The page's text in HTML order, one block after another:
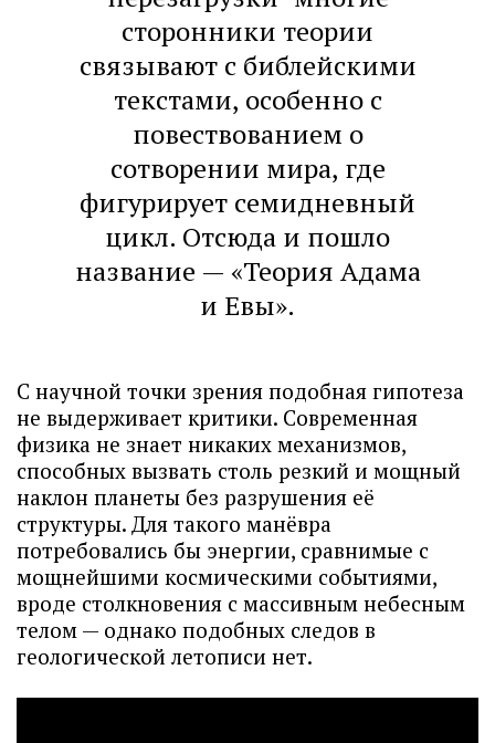
сторонники теории
связывают с библейскими
текстами, особенно с
повествованием о
сотворении мира, где
фигурирует семидневный
цикл. Отсюда и пошло
название — «Теория Адама
и Евы».
С научной точки зрения подобная гипотеза
не выдерживает критики. Современная
физика не знает никаких механизмов,
способных вызвать столь резкий и мощный
наклон планеты без разрушения её
структуры. Для такого манёвра
потребовались бы энергии, сравнимые с
мощнейшими космическими событиями,
вроде столкновения с массивным небесным
телом — однако подобных следов в
геологической летописи нет.